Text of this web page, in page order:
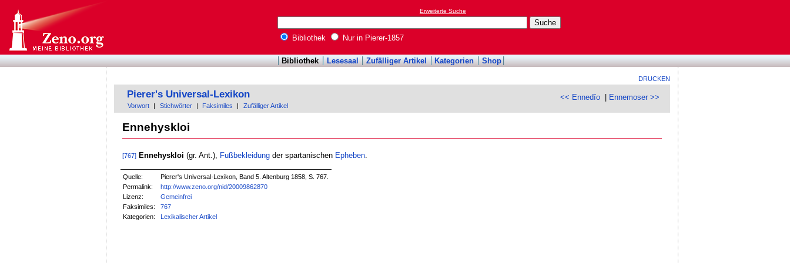
Erweiterte Suche
Bibliothek Nur in Pierer-1857
Bibliothek Lesesaal Zufälliger Artikel Kategorien Shop
DRUCKEN
<< Ennedĭo Ennemoser >>
Pierer's Universal-Lexikon
Vorwort Stichwörter Faksimiles Zufälliger Artikel
Ennehyskloi
[767] Ennehyskloi (gr. Ant.), Fußbekleidungder spartanischen Epheben.
Quelle:
Pierer's Universal-Lexikon, Band 5. Altenburg 1858, S. 767.
Permalink:
http://www.zeno.org/nid/20009862870
Lizenz:
Gemeinfrei
Faksimiles:
767
Kategorien:
Lexikalischer Artikel